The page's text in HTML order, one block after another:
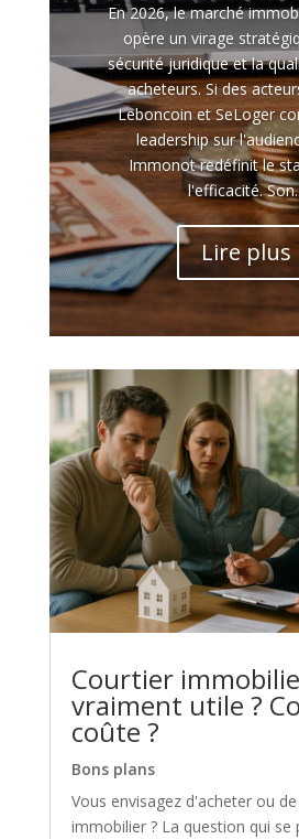
En 2026, le marché
opère un virage
sécurité juridique et la
acheteurs. Si des
Leboncoin et SeLoger
leadership sur
Immonot redéfinit le
l'efficacité.
Lire plus
Courtier
vraiment utile ?
coûte ?
Bons plans
Vous envisagez d'acheter ou
immobilier ? La question qui se